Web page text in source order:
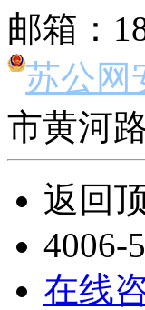
邮箱：
苏公网
市黄河
返回
4006-
在线